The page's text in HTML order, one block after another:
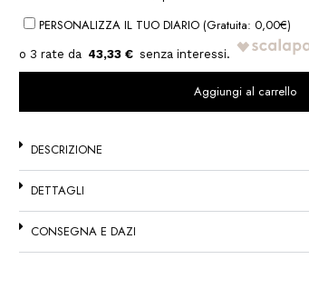
PERSONALIZZA IL TUO DIARIO (Gratuita: 0,00€)
43,33 €
Aggiungi al carrello
DESCRIZIONE
DETTAGLI
CONSEGNA E DAZI